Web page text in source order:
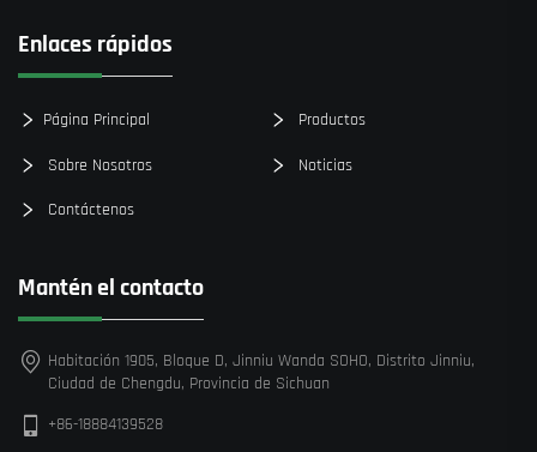
Enlaces rápidos
Página Principal Productos
Sobre Nosotros Noticias
Contáctenos
Mantén el contacto
Habitación 1905, Bloque D, Jinniu Wanda SOHO, Distrito Jinniu,
Ciudad de Chengdu, Provincia de Sichuan
+86-18884139528